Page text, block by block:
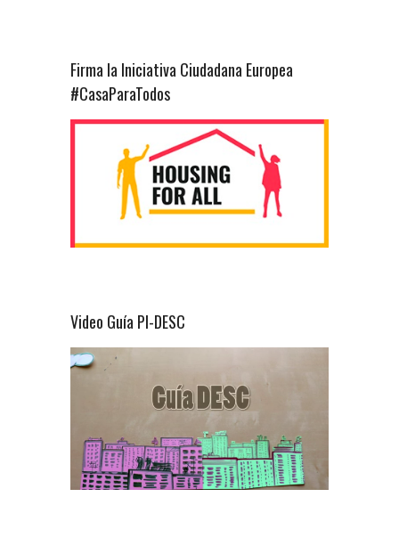
Firma la Iniciativa Ciudadana Europea
#CasaParaTodos
Video Guía PI-DESC